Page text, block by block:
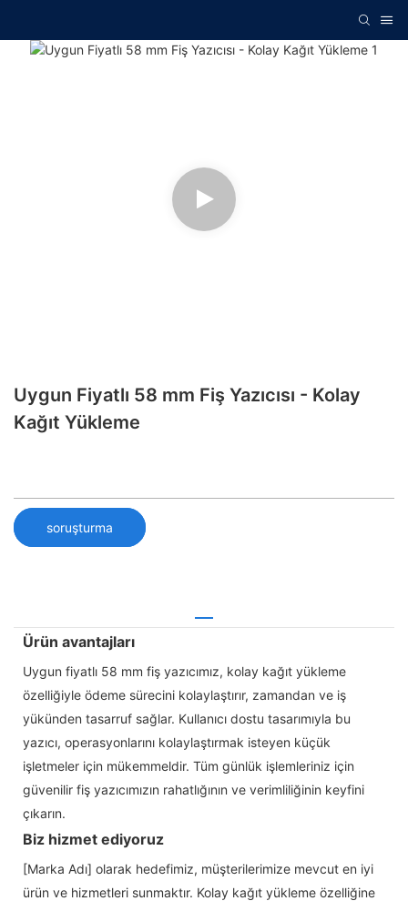
Uygun Fiyatlı 58 mm Fiş Yazıcısı - Kolay
Kağıt Yükleme
soruşturma
Ürün avantajları
Uygun fiyatlı 58 mm fiş yazıcımız, kolay kağıt yükleme
özelliğiyle ödeme sürecini kolaylaştırır, zamandan ve iş
yükünden tasarruf sağlar. Kullanıcı dostu tasarımıyla bu
yazıcı, operasyonlarını kolaylaştırmak isteyen küçük
işletmeler için mükemmeldir. Tüm günlük işlemleriniz için
güvenilir fiş yazıcımızın rahatlığının ve verimliliğinin keyfini
çıkarın.
Biz hizmet ediyoruz
[Marka Adı] olarak hedefimiz, müşterilerimize mevcut en iyi
ürün ve hizmetleri sunmaktır. Kolay kağıt yükleme özelliğine